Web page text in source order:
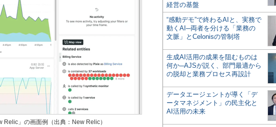
」の画面例（出典：New Relic）
経営の基盤
“感動デモ”で終わるAIと、実務で
動くAI─両者を分ける「業務の
文脈」とCelonisの管制塔
生成AI活用の成果を阻むものは
何か─AJSが説く、部門最適から
の脱却と業務プロセス再設計
データエージェントが導く「デ
ータマネジメント」の民主化と
AI活用の未来